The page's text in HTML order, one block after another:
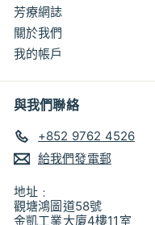
芳療網誌
關於我們
我的帳戶
與我們聯絡
+852 9762 4526
給我們發電郵
地址﹕
觀塘鴻圖道58號
金凱工業大廈4樓11室